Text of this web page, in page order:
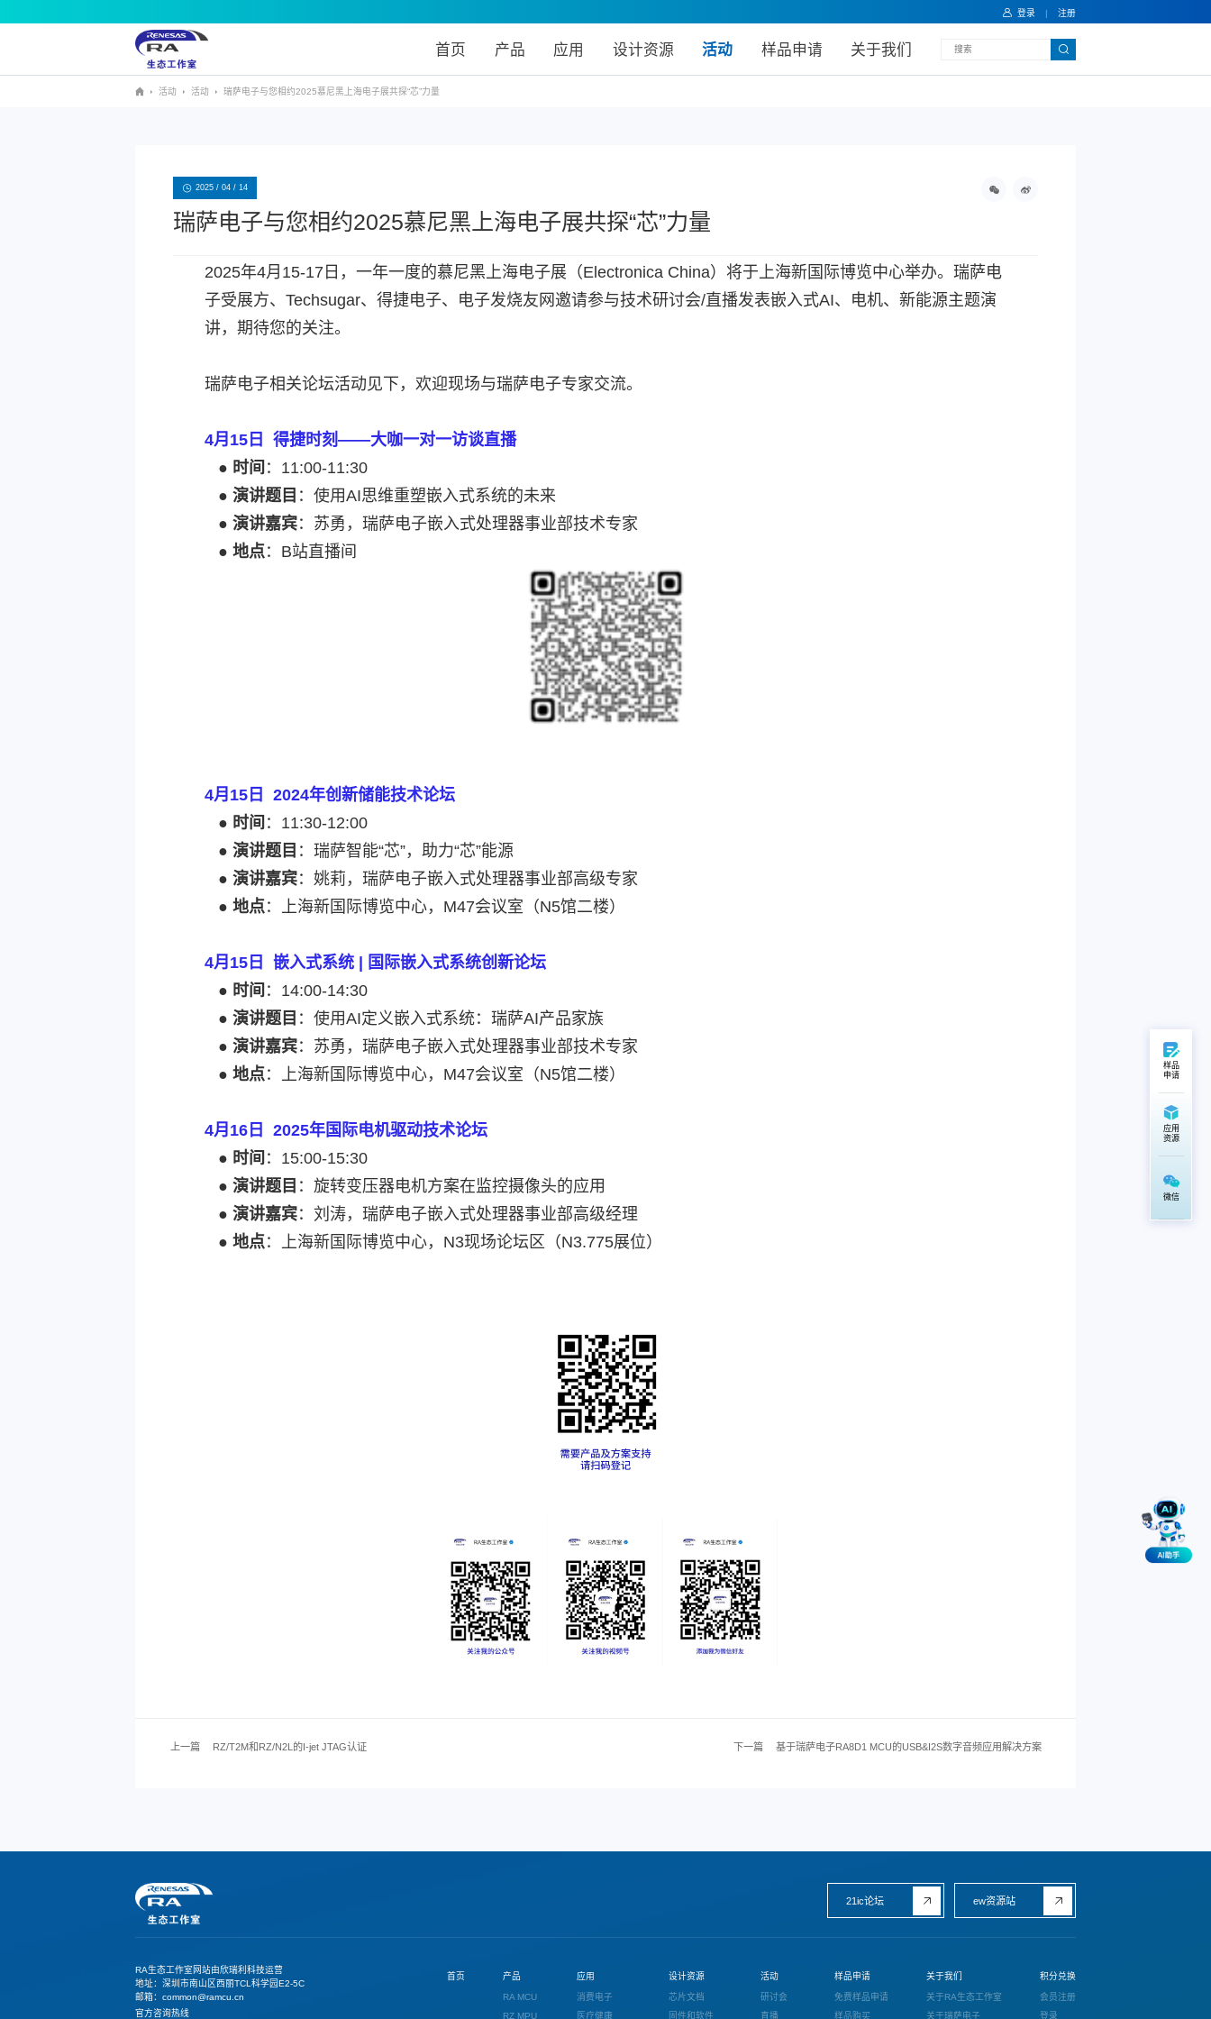
登录 | 注册
首页 产品 应用 设计资源 活动 样品申请 关于我们
活动 活动 瑞萨电子与您相约2025慕尼黑上海电子展共探“芯”力量
2025 / 04 / 14
瑞萨电子与您相约2025慕尼黑上海电子展共探“芯”力量
2025年4月15-17日，一年一度的慕尼黑上海电子展（Electronica China）将于上海新国际博览中心举办。瑞萨电
子受展方、Techsugar、得捷电子、电子发烧友网邀请参与技术研讨会/直播发表嵌入式AI、电机、新能源主题演
讲，期待您的关注。
瑞萨电子相关论坛活动见下，欢迎现场与瑞萨电子专家交流。
4月15日 得捷时刻——大咖一对一访谈直播
● 时间 ：11:00-11:30
● 演讲题目 ：使用AI思维重塑嵌入式系统的未来
● 演讲嘉宾：苏勇，瑞萨电子嵌入式处理器事业部技术专家
● 地点：B站直播间
4月15日 2024年创新储能技术论坛
● 时间 ：11:30-12:00
● 演讲题目 ：瑞萨智能“芯”，助力“芯”能源
● 演讲嘉宾：姚莉，瑞萨电子嵌入式处理器事业部高级专家
● 地点：上海新国际博览中心，M47会议室（N5馆二楼）
4月15日 嵌入式系统 | 国际嵌入式系统创新论坛
● 时间 ：14:00-14:30
● 演讲题目 ：使用AI定义嵌入式系统：瑞萨AI产品家族
● 演讲嘉宾：苏勇，瑞萨电子嵌入式处理器事业部技术专家
● 地点：上海新国际博览中心，M47会议室（N5馆二楼）
4月16日 2025年国际电机驱动技术论坛
● 时间 ：15:00-15:30
● 演讲题目 ：旋转变压器电机方案在监控摄像头的应用
● 演讲嘉宾：刘涛，瑞萨电子嵌入式处理器事业部高级经理
● 地点：上海新国际博览中心，N3现场论坛区（N3.775展位）
上一篇 RZ/T2M和RZ/N2L的I-jet JTAG认证 下一篇 基于瑞萨电子RA8D1 MCU的USB&I2S数字音频应用解决方案
21ic论坛 ew资源站
RA生态工作室网站由欣瑞利科技运营
地址：深圳市南山区西丽TCL科学园E2-5C
邮箱：common@ramcu.cn
官方咨询热线
首页 产品
RA MCU
RZ MPU
应用
消费电子
医疗健康
设计资源
芯片文档
固件和软件
活动
研讨会
直播
样品申请
免费样品申请
样品购买
关于我们
关于RA生态工作室
关于瑞萨电子
积分兑换
会员注册
登录
样品
申请
应用
资源
微信